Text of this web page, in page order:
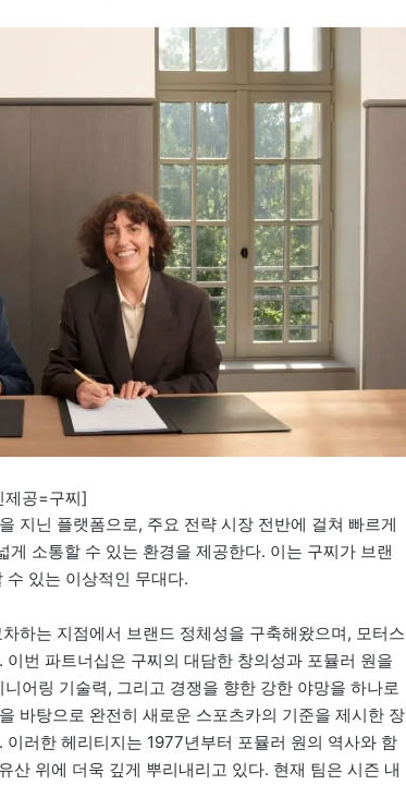
제공=구찌]
지닌 플랫폼으로, 주요 전략 시장 전반에 걸쳐 빠르게
소통할 수 있는 환경을 제공한다. 이는 구찌가 브랜
있는 이상적인 무대다.
하는 지점에서 브랜드 정체성을 구축해왔으며, 모터스
번 파트너십은 구찌의 대담한 창의성과 포뮬러 원을
어링 기술력, 그리고 경쟁을 향한 강한 야망을 하나로
바탕으로 완전히 새로운 스포츠카의 기준을 제시한 장
러한 헤리티지는 1977년부터 포뮬러 원의 역사와 함
위에 더욱 깊게 뿌리내리고 있다. 현재 팀은 시즌 내